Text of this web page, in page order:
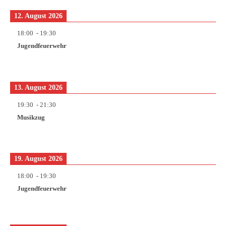
12. August 2026
18:00 - 19:30
Jugendfeuerwehr
13. August 2026
19:30 - 21:30
Musikzug
19. August 2026
18:00 - 19:30
Jugendfeuerwehr